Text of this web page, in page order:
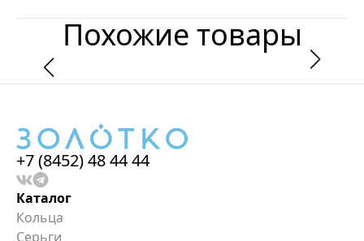
Похожие товары
+7 (8452) 48 44 44
Каталог
Кольца
Серьги